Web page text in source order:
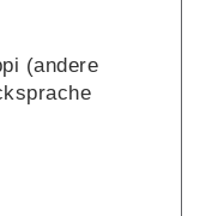
(andere